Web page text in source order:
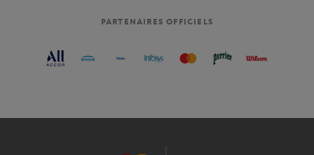
PARTENAIRES OFFICIELS